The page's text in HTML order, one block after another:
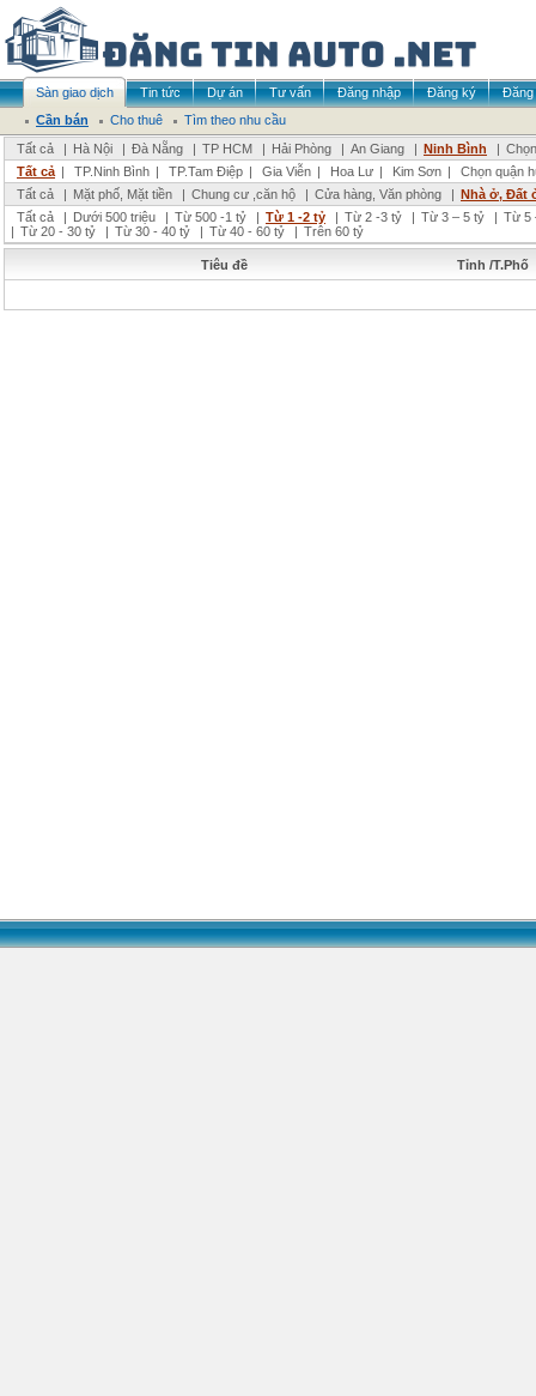
Sàn giao dịch Tin tức Dự án Tư vấn Đăng nhập Đăng ký
Đăng
Cần bán
Cho thuê
Tìm theo nhu cầu
Tất cả
| Hà Nội | Đà Nẵng | TP HCM | Hải Phòng | An Giang | Ninh Bình |
Tất cả | TP.Ninh Bình | TP.Tam Điệp | Gia Viễn | Hoa Lư | Kim Sơn |
Chọn quận
Tất cả
| Mặt phố, Mặt tiền | Chung cư ,căn hộ | Cửa hàng, Văn phòng | Nhà ở, Đất
Tất cả
| Dưới 500 triệu | Từ 500 -1 tỷ | Từ 1 -2 tỷ | Từ 2 -3 tỷ | Từ 3 – 5 tỷ | Từ 5
| Từ 20 - 30 tỷ | Từ 30 - 40 tỷ | Từ 40 - 60 tỷ | Trên 60 tỷ
Tiêu đề Tỉnh /T.Phố